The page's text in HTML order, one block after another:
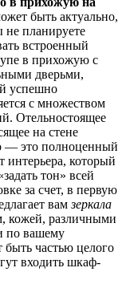
быть актуально,
не планируете
встроенный
в прихожую с
дверьми,
успешно
с множеством
Отельностоящее
на стене
— это полноценный
интерьера, который
тон» всей
за счет, в первую
вамзеркала
кожей, различными
по вашему
частью целого
входить шкаф-